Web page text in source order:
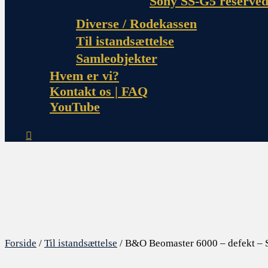
Diverse / Rodekassen
Til istandsættelse
Samleobjekter
Hvem er vi?
Kontakt os | FAQ
YouTube
Forside / Til istandsættelse / B&O Beomaster 6000 – defekt –